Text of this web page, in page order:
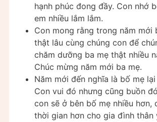
hạnh phúc đong đầy. Con nhớ
em nhiều lắm lắm.
Con mong rằng trong năm mới
thật lâu cùng chúng con để
chăm dưỡng ba mẹ thật nhiều
Chúc mừng năm mới ba mẹ.
Năm mới đến nghĩa là bố mẹ
Con vui đó nhưng cũng buồn
con sẽ ở bên bố mẹ nhiều hơn,
thời gian hơn cho gia đình thân